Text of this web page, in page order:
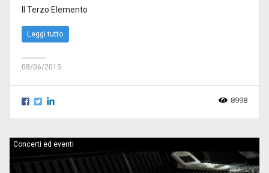
Il Terzo Elemento
Leggi tutto
08/06/2015
8998
Concerti ed eventi